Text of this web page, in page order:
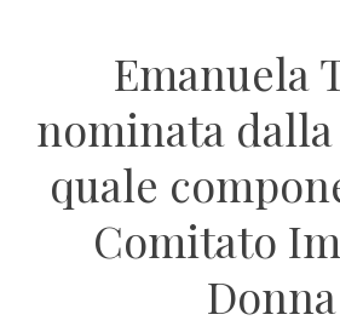
Emanuela
nominata
quale
Comitato
Donna